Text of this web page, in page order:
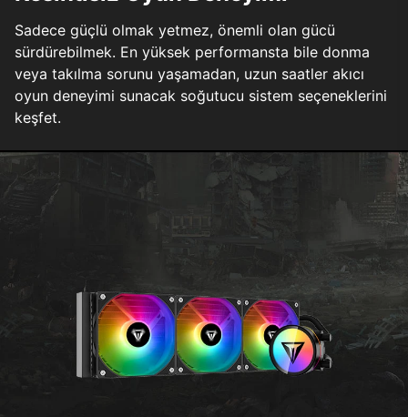
Sadece güçlü olmak yetmez, önemli olan gücü
sürdürebilmek. En yüksek performansta bile donma
veya takılma sorunu yaşamadan, uzun saatler akıcı
oyun deneyimi sunacak soğutucu sistem seçeneklerini
keşfet.